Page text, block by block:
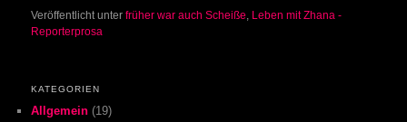
Veröffentlicht unter früher war auch Scheiße, Leben mit Zhana -
Reporterprosa
KATEGORIEN
Allgemein (19)